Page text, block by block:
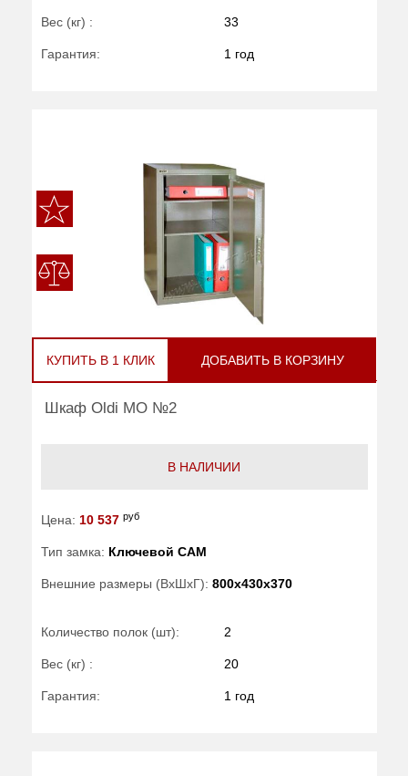
Вес (кг) : 33
Гарантия: 1 год
КУПИТЬ В 1 КЛИК ДОБАВИТЬ В КОРЗИНУ
Шкаф Oldi МО №2
В НАЛИЧИИ
Цена: 10 537 руб
Тип замка: Ключевой САМ
Внешние размеры (ВхШхГ): 800x430x370
Количество полок (шт): 2
Вес (кг) : 20
Гарантия: 1 год